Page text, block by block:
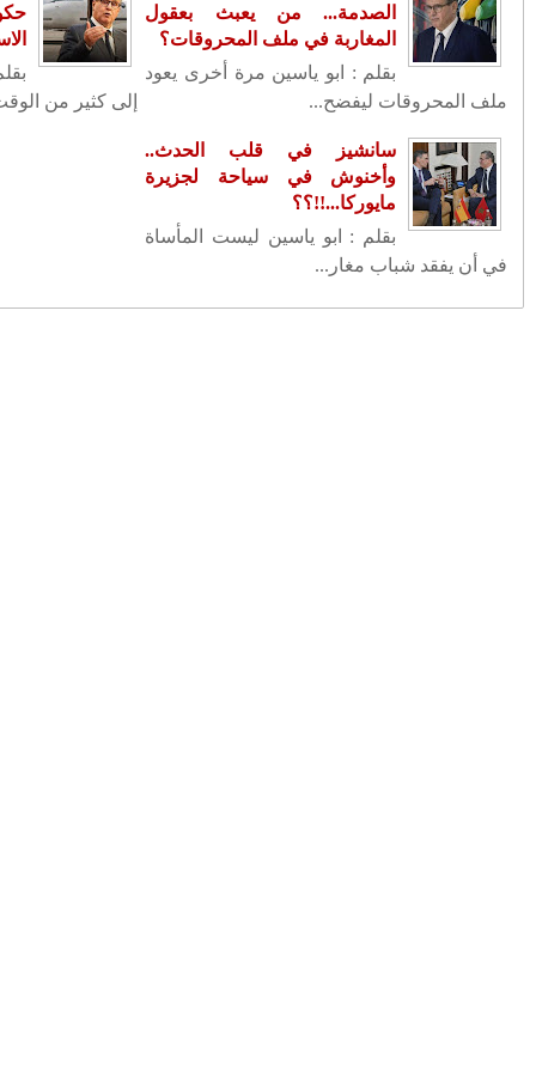
جزيرة مايوركا
يحتج المغاربة
الفرقة الوطنية ...
وزيرة الثقافة الفرنسية تعتبر إعلان
الفرنسية إيمانويل...
مديرية الأدوية والصيدلة تعلق
استعمال عقار (%5 Immu...